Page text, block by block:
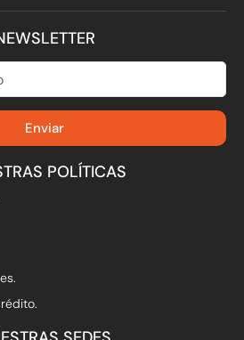
u
e
e
i
n
o
s
POLÍTICAS
Enviar